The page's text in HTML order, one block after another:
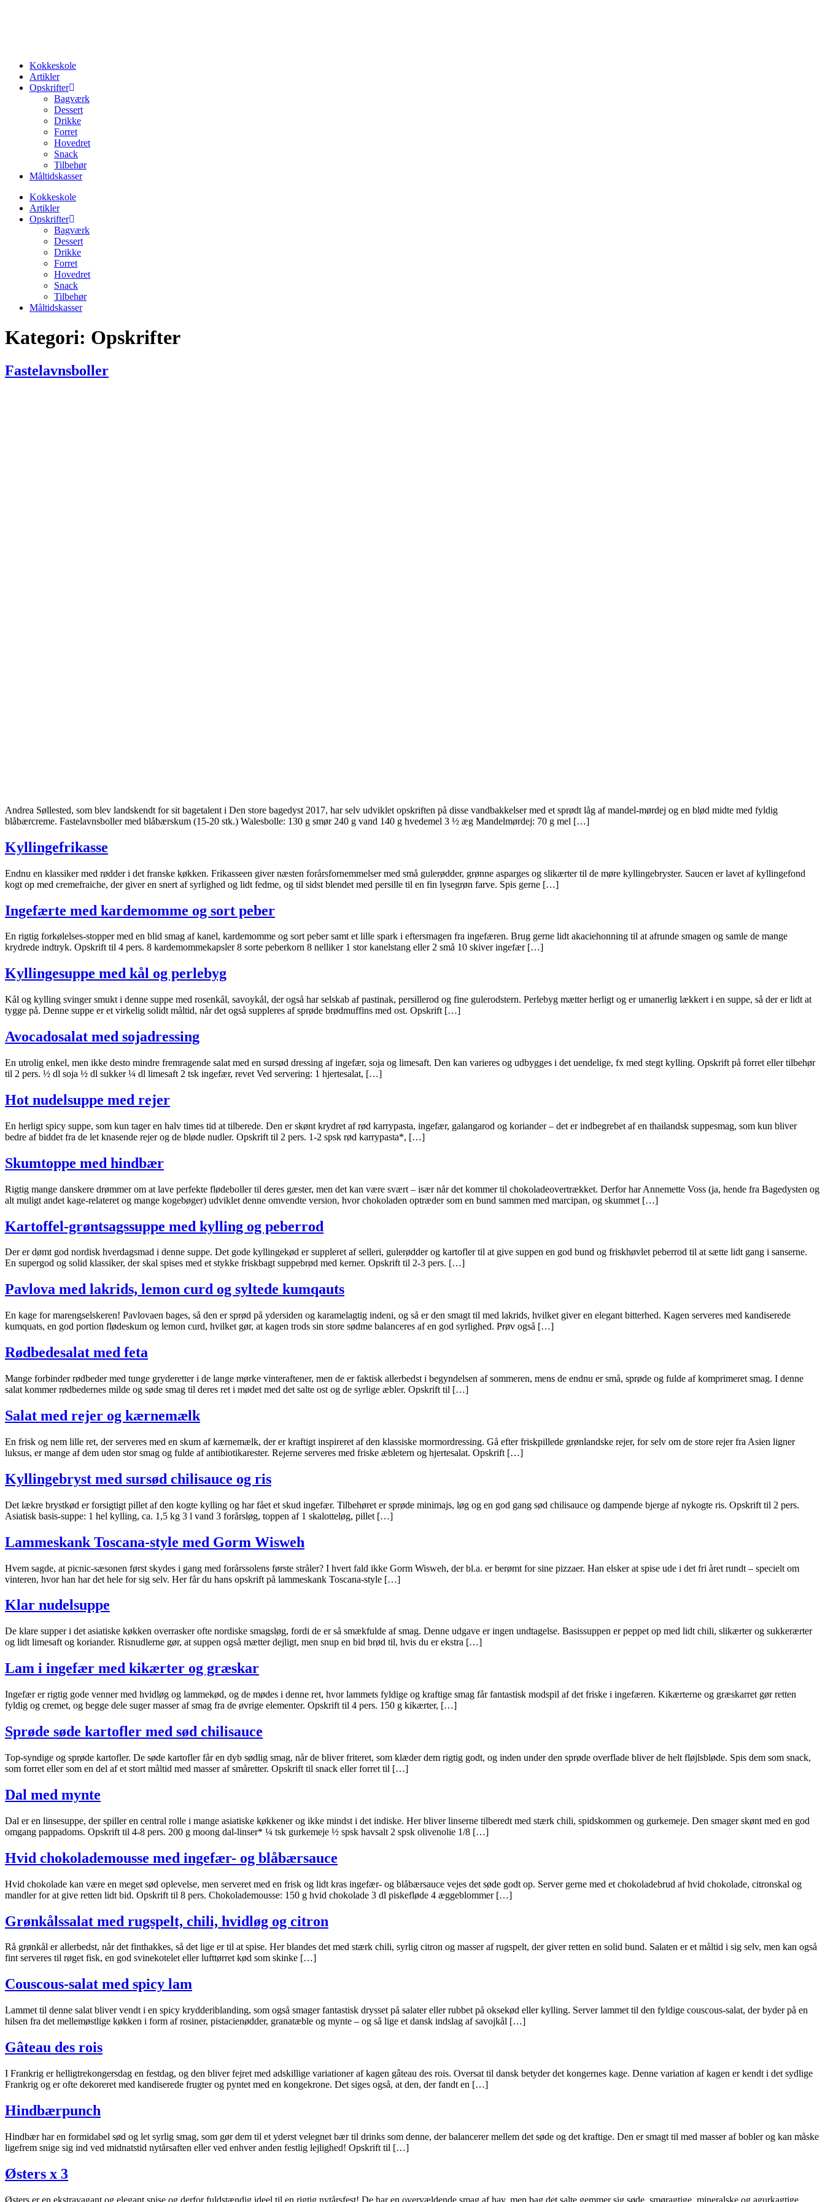
Kokkeskole
Artikler
Opskrifter
Bagværk
Dessert
Drikke
Forret
Hovedret
Snack
Tilbehør
Måltidskasser
Kokkeskole
Artikler
Opskrifter
Bagværk
Dessert
Drikke
Forret
Hovedret
Snack
Tilbehør
Måltidskasser
Kategori: Opskrifter
Fastelavnsboller
Andrea Søllested, som blev landskendt for sit bagetalent i Den store bagedyst 2017, har selv udviklet opskriften på disse vandbakkelser med et sprødt låg af mandel-mørdej og en blød midte med fyldig
blåbærcreme. Fastelavnsboller med blåbærskum (15-20 stk.) Walesbolle: 130 g smør 240 g vand 140 g hvedemel 3 ½ æg Mandelmørdej: 70 g mel […]
Kyllingefrikasse
Endnu en klassiker med rødder i det franske køkken. Frikasseen giver næsten forårsfornemmelser med små gulerødder, grønne asparges og slikærter til de møre kyllingebryster. Saucen er lavet af kyllingefond
kogt op med cremefraiche, der giver en snert af syrlighed og lidt fedme, og til sidst blendet med persille til en fin lysegrøn farve. Spis gerne […]
Ingefærte med kardemomme og sort peber
En rigtig forkølelses-stopper med en blid smag af kanel, kardemomme og sort peber samt et lille spark i eftersmagen fra ingefæren. Brug gerne lidt akaciehonning til at afrunde smagen og samle de mange
krydrede indtryk. Opskrift til 4 pers. 8 kardemommekapsler 8 sorte peberkorn 8 nelliker 1 stor kanelstang eller 2 små 10 skiver ingefær […]
Kyllingesuppe med kål og perlebyg
Kål og kylling svinger smukt i denne suppe med rosenkål, savoykål, der også har selskab af pastinak, persillerod og fine gulerodstern. Perlebyg mætter herligt og er umanerlig lækkert i en suppe, så der er lidt at
tygge på. Denne suppe er et virkelig solidt måltid, når det også suppleres af sprøde brødmuffins med ost. Opskrift […]
Avocadosalat med sojadressing
En utrolig enkel, men ikke desto mindre fremragende salat med en sursød dressing af ingefær, soja og limesaft. Den kan varieres og udbygges i det uendelige, fx med stegt kylling. Opskrift på forret eller tilbehør
til 2 pers. ½ dl soja ½ dl sukker ¼ dl limesaft 2 tsk ingefær, revet Ved servering: 1 hjertesalat, […]
Hot nudelsuppe med rejer
En herligt spicy suppe, som kun tager en halv times tid at tilberede. Den er skønt krydret af rød karrypasta, ingefær, galangarod og koriander – det er indbegrebet af en thailandsk suppesmag, som kun bliver
bedre af biddet fra de let knasende rejer og de bløde nudler. Opskrift til 2 pers. 1-2 spsk rød karrypasta*, […]
Skumtoppe med hindbær
Rigtig mange danskere drømmer om at lave perfekte flødeboller til deres gæster, men det kan være svært – især når det kommer til chokoladeovertrækket. Derfor har Annemette Voss (ja, hende fra Bagedysten og
alt muligt andet kage-relateret og mange kogebøger) udviklet denne omvendte version, hvor chokoladen optræder som en bund sammen med marcipan, og skummet […]
Kartoffel-grøntsagssuppe med kylling og peberrod
Der er dømt god nordisk hverdagsmad i denne suppe. Det gode kyllingekød er suppleret af selleri, gulerødder og kartofler til at give suppen en god bund og friskhøvlet peberrod til at sætte lidt gang i sanserne.
En supergod og solid klassiker, der skal spises med et stykke friskbagt suppebrød med kerner. Opskrift til 2-3 pers. […]
Pavlova med lakrids, lemon curd og syltede kumqauts
En kage for marengselskeren! Pavlovaen bages, så den er sprød på ydersiden og karamelagtig indeni, og så er den smagt til med lakrids, hvilket giver en elegant bitterhed. Kagen serveres med kandiserede
kumquats, en god portion flødeskum og lemon curd, hvilket gør, at kagen trods sin store sødme balanceres af en god syrlighed. Prøv også […]
Rødbedesalat med feta
Mange forbinder rødbeder med tunge gryderetter i de lange mørke vinteraftener, men de er faktisk allerbedst i begyndelsen af sommeren, mens de endnu er små, sprøde og fulde af komprimeret smag. I denne
salat kommer rødbedernes milde og søde smag til deres ret i mødet med det salte ost og de syrlige æbler. Opskrift til […]
Salat med rejer og kærnemælk
En frisk og nem lille ret, der serveres med en skum af kærnemælk, der er kraftigt inspireret af den klassiske mormordressing. Gå efter friskpillede grønlandske rejer, for selv om de store rejer fra Asien ligner
luksus, er mange af dem uden stor smag og fulde af antibiotikarester. Rejerne serveres med friske æbletern og hjertesalat. Opskrift […]
Kyllingebryst med sursød chilisauce og ris
Det lækre brystkød er forsigtigt pillet af den kogte kylling og har fået et skud ingefær. Tilbehøret er sprøde minimajs, løg og en god gang sød chilisauce og dampende bjerge af nykogte ris. Opskrift til 2 pers.
Asiatisk basis-suppe: 1 hel kylling, ca. 1,5 kg 3 l vand 3 forårsløg, toppen af 1 skalotteløg, pillet […]
Lammeskank Toscana-style med Gorm Wisweh
Hvem sagde, at picnic-sæsonen først skydes i gang med forårssolens første stråler? I hvert fald ikke Gorm Wisweh, der bl.a. er berømt for sine pizzaer. Han elsker at spise ude i det fri året rundt – specielt om
vinteren, hvor han har det hele for sig selv. Her får du hans opskrift på lammeskank Toscana-style […]
Klar nudelsuppe
De klare supper i det asiatiske køkken overrasker ofte nordiske smagsløg, fordi de er så smækfulde af smag. Denne udgave er ingen undtagelse. Basissuppen er peppet op med lidt chili, slikærter og sukkerærter
og lidt limesaft og koriander. Risnudlerne gør, at suppen også mætter dejligt, men snup en bid brød til, hvis du er ekstra […]
Lam i ingefær med kikærter og græskar
Ingefær er rigtig gode venner med hvidløg og lammekød, og de mødes i denne ret, hvor lammets fyldige og kraftige smag får fantastisk modspil af det friske i ingefæren. Kikærterne og græskarret gør retten
fyldig og cremet, og begge dele suger masser af smag fra de øvrige elementer. Opskrift til 4 pers. 150 g kikærter, […]
Sprøde søde kartofler med sød chilisauce
Top-syndige og sprøde kartofler. De søde kartofler får en dyb sødlig smag, når de bliver friteret, som klæder dem rigtig godt, og inden under den sprøde overflade bliver de helt fløjlsbløde. Spis dem som snack,
som forret eller som en del af et stort måltid med masser af småretter. Opskrift til snack eller forret til […]
Dal med mynte
Dal er en linsesuppe, der spiller en central rolle i mange asiatiske køkkener og ikke mindst i det indiske. Her bliver linserne tilberedt med stærk chili, spidskommen og gurkemeje. Den smager skønt med en god
omgang pappadoms. Opskrift til 4-8 pers. 200 g moong dal-linser* ¼ tsk gurkemeje ½ spsk havsalt 2 spsk olivenolie 1/8 […]
Hvid chokolademousse med ingefær- og blåbærsauce
Hvid chokolade kan være en meget sød oplevelse, men serveret med en frisk og lidt kras ingefær- og blåbærsauce vejes det søde godt op. Server gerne med et chokoladebrud af hvid chokolade, citronskal og
mandler for at give retten lidt bid. Opskrift til 8 pers. Chokolademousse: 150 g hvid chokolade 3 dl piskefløde 4 æggeblommer […]
Grønkålssalat med rugspelt, chili, hvidløg og citron
Rå grønkål er allerbedst, når det finthakkes, så det lige er til at spise. Her blandes det med stærk chili, syrlig citron og masser af rugspelt, der giver retten en solid bund. Salaten er et måltid i sig selv, men kan også
fint serveres til røget fisk, en god svinekotelet eller lufttørret kød som skinke […]
Couscous-salat med spicy lam
Lammet til denne salat bliver vendt i en spicy krydderiblanding, som også smager fantastisk drysset på salater eller rubbet på oksekød eller kylling. Server lammet til den fyldige couscous-salat, der byder på en
hilsen fra det mellemøstlige køkken i form af rosiner, pistacienødder, granatæble og mynte – og så lige et dansk indslag af savojkål […]
Gâteau des rois
I Frankrig er helligtrekongersdag en festdag, og den bliver fejret med adskillige variationer af kagen gâteau des rois. Oversat til dansk betyder det kongernes kage. Denne variation af kagen er kendt i det sydlige
Frankrig og er ofte dekoreret med kandiserede frugter og pyntet med en kongekrone. Det siges også, at den, der fandt en […]
Hindbærpunch
Hindbær har en formidabel sød og let syrlig smag, som gør dem til et yderst velegnet bær til drinks som denne, der balancerer mellem det søde og det kraftige. Den er smagt til med masser af bobler og kan måske
ligefrem snige sig ind ved midnatstid nytårsaften eller ved enhver anden festlig lejlighed! Opskrift til […]
Østers x 3
Østers er en ekstravagant og elegant spise og derfor fuldstændig ideel til en rigtig nytårsfest! De har en overvældende smag af hav, men bag det salte gemmer sig søde, smøragtige, mineralske og agurkagtige